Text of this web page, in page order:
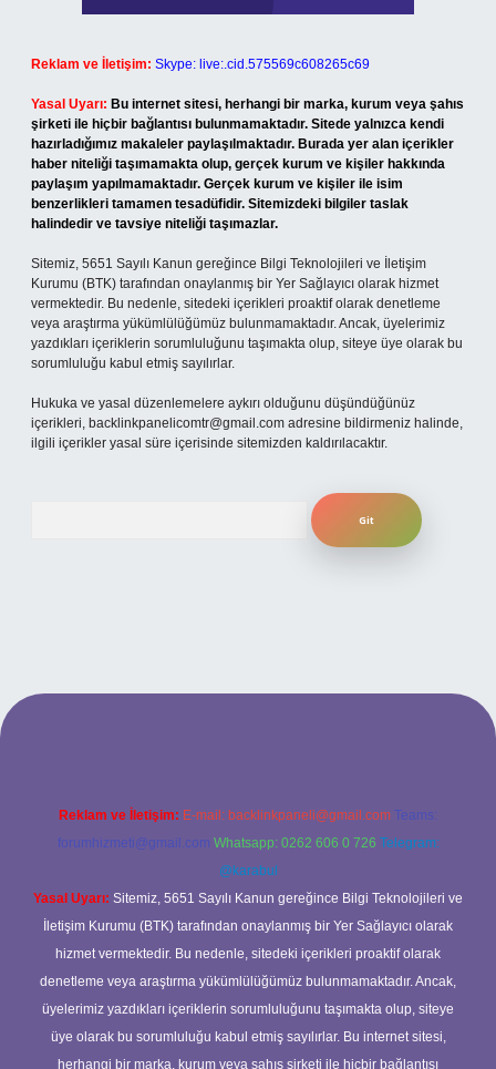
Reklam ve İletişim: Skype: live:.cid.575569c608265c69
Yasal Uyarı: Bu internet sitesi, herhangi bir marka, kurum veya şahıs
şirketi ile hiçbir bağlantısı bulunmamaktadır. Sitede yalnızca kendi
hazırladığımız makaleler paylaşılmaktadır. Burada yer alan içerikler
haber niteliği taşımamakta olup, gerçek kurum ve kişiler hakkında
paylaşım yapılmamaktadır. Gerçek kurum ve kişiler ile isim
benzerlikleri tamamen tesadüfidir. Sitemizdeki bilgiler taslak
halindedir ve tavsiye niteliği taşımazlar.
Sitemiz, 5651 Sayılı Kanun gereğince Bilgi Teknolojileri ve İletişim
Kurumu (BTK) tarafından onaylanmış bir Yer Sağlayıcı olarak hizmet
vermektedir. Bu nedenle, sitedeki içerikleri proaktif olarak denetleme
veya araştırma yükümlülüğümüz bulunmamaktadır. Ancak, üyelerimiz
yazdıkları içeriklerin sorumluluğunu taşımakta olup, siteye üye olarak bu
sorumluluğu kabul etmiş sayılırlar.
Hukuka ve yasal düzenlemelere aykırı olduğunu düşündüğünüz
içerikleri, backlinkpanelicomtr@gmail.com adresine bildirmeniz halinde,
ilgili içerikler yasal süre içerisinde sitemizden kaldırılacaktır.
adresi
Reklam ve İletişim: E-mail: backlinkpaneli@gmail.com Teams:
forumhizmeti@gmail.com Whatsapp: 0262 606 0 726 Telegram:
@karabul
Yasal Uyarı: Sitemiz, 5651 Sayılı Kanun gereğince Bilgi Teknolojileri ve
İletişim Kurumu (BTK) tarafından onaylanmış bir Yer Sağlayıcı olarak
hizmet vermektedir. Bu nedenle, sitedeki içerikleri proaktif olarak
denetleme veya araştırma yükümlülüğümüz bulunmamaktadır. Ancak,
üyelerimiz yazdıkları içeriklerin sorumluluğunu taşımakta olup, siteye
üye olarak bu sorumluluğu kabul etmiş sayılırlar. Bu internet sitesi,
herhangi bir marka, kurum veya şahıs şirketi ile hiçbir bağlantısı